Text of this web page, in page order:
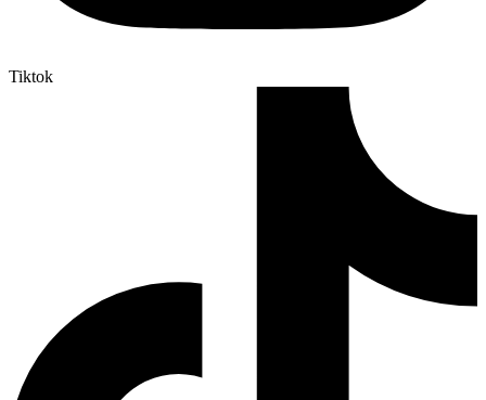
Tiktok